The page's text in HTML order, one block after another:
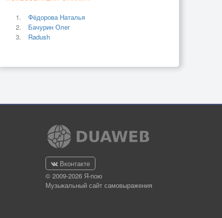
Фёдорова Наталья
Бачурин Олег
Radush
Вконтакте
© 2009-2026 Я-пою
Музыкальный сайт самовыражения